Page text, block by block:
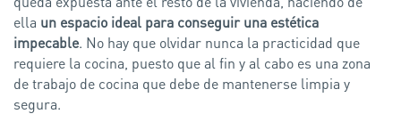
ella un espacio ideal para conseguir una estética
impecable. No hay que olvidar nunca la practicidad que
requiere la cocina, puesto que al fin y al cabo es una zona
de trabajo de cocina que debe de mantenerse limpia y
segura.